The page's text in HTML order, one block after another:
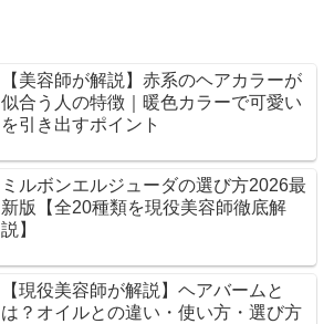
【美容師が解説】赤系のヘアカラーが
似合う人の特徴｜暖色カラーで可愛い
を引き出すポイント
ミルボンエルジューダの選び方2026最
新版【全20種類を現役美容師徹底解
説】
【現役美容師が解説】ヘアバームと
は？オイルとの違い・使い方・選び方